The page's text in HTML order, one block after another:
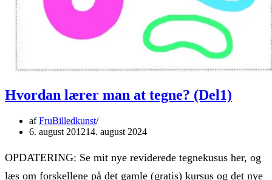
Hvordan lærer man at tegne? (Del1)
afFruBilledkunst
6. august 201214. august 2024
OPDATERING: Se mit nye reviderede tegnekusus her, og
læs om forskellene på det gamle (gratis) kursus og det nye